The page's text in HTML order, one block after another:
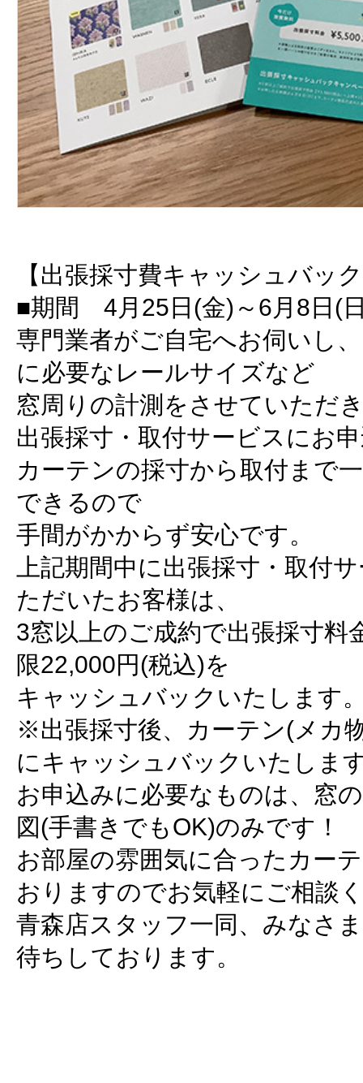
【出張採寸費キャッシュバッ
■期間 4月25日(金)～6月8日(
専門業者がご自宅へお伺いし
に必要なレールサイズなど
窓周りの計測をさせていただ
出張採寸・取付サービスにお
カーテンの採寸から取付まで
できるので
手間がかからず安心です。
上記期間中に出張採寸・取付
ただいたお客様は、
3窓以上のご成約で出張採寸料
限22,000円(税込)を
キャッシュバックいたします
※出張採寸後、カーテン(メカ
にキャッシュバックいたしま
お申込みに必要なものは、窓
図(手書きでもOK)のみです！
お部屋の雰囲気に合ったカー
おりますのでお気軽にご相談
青森店スタッフ一同、みなさ
待ちしております。